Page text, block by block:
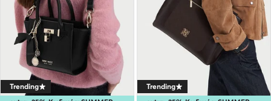
Trending Trending